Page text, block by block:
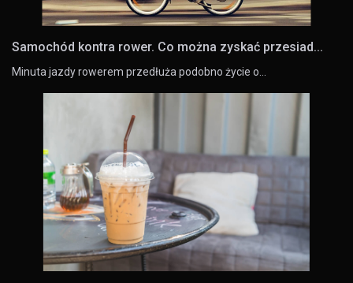
Samochód kontra rower. Co można zyskać przesiad...
Minuta jazdy rowerem przedłuża podobno życie o…